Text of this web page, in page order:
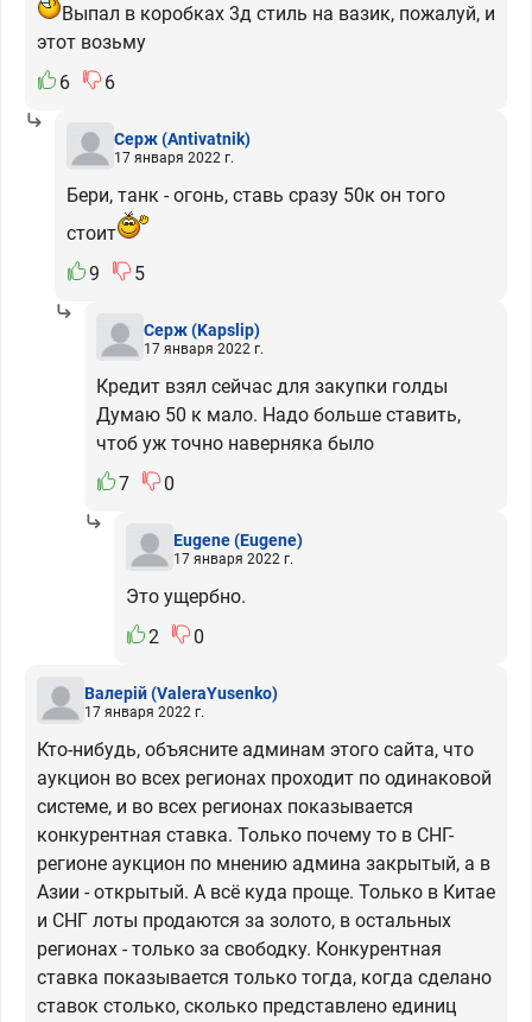
Выпал в коробках 3д стиль на вазик, пожалуй, и
этот возьму
6
6
Серж(Antivatnik)
17 января 2022 г.
Бери, танк - огонь, ставь сразу 50к он того
стоит
9
5
Серж(Kapslip)
17 января 2022 г.
Кредит взял сейчас для закупки голды
Думаю 50 к мало. Надо больше ставить,
чтоб уж точно наверняка было
7
0
Eugene(Eugene)
17 января 2022 г.
Это ущербно.
2
0
Валерій(ValeraYusenko)
17 января 2022 г.
Кто-нибудь, объясните админам этого сайта, что
аукцион во всех регионах проходит по одинаковой
системе, и во всех регионах показывается
конкурентная ставка. Только почему то в СНГ-
регионе аукцион по мнению админа закрытый, а в
Азии - открытый. А всё куда проще. Только в Китае
и СНГ лоты продаются за золото, в остальных
регионах - только за свободку. Конкурентная
ставка показывается только тогда, когда сделано
ставок столько, сколько представлено единиц